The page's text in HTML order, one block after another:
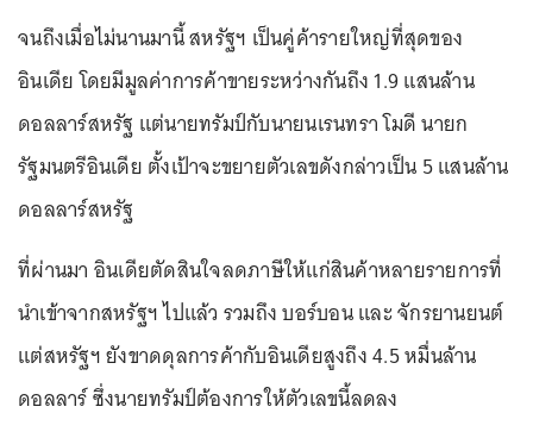
จนถึงเมื่อไม่นานมานี้ สหรัฐฯ เป็นคู่ค้ารายใหญ่ที่สุดของ
อินเดีย โดยมีมูลค่าการค้าขายระหว่างกันถึง 1.9 แสนล้าน
ดอลลาร์สหรัฐ แต่นายทรัมป์กับนายนเรนทรา โมดี นายก
รัฐมนตรีอินเดีย ตั้งเป้าจะขยายตัวเลขดังกล่าวเป็น 5 แสนล้าน
ดอลลาร์สหรัฐ
ที่ผ่านมา อินเดียตัดสินใจลดภาษีให้แก่สินค้าหลายรายการที่
นำเข้าจากสหรัฐฯ ไปแล้ว รวมถึง บอร์บอน และ จักรยานยนต์
แต่สหรัฐฯ ยังขาดดุลการค้ากับอินเดียสูงถึง 4.5 หมื่นล้าน
ดอลลาร์ ซึ่งนายทรัมป์ต้องการให้ตัวเลขนี้ลดลง